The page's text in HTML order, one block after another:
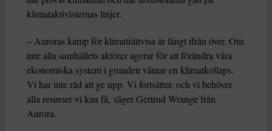
klimataktivisternas linjer.
– Auroras kamp för klimaträttvisa är långt ifrån över. Om
inte alla samhällets aktörer agerar för att förändra våra
ekonomiska system i grunden väntar en klimatkollaps.
Vi har inte råd att ge upp. Vi fortsätter, och vi behöver
alla resurser vi kan få, säger Gertrud Wrange från
Aurora.